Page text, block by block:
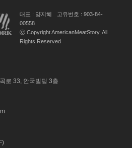
대표 : 양지혜
고유번호 : 903-84-
00558
ⓒ Copyright AmericanMeatStory, All
Rights Reserved
로 33, 안국빌딩 3층